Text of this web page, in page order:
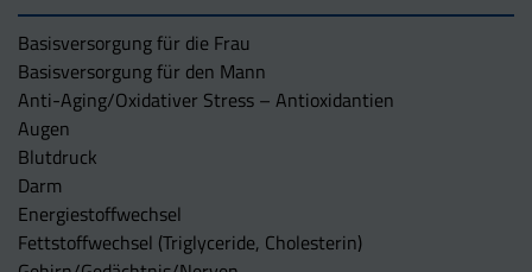
Basisversorgung für die Frau
Basisversorgung für den Mann
Anti-Aging/Oxidativer Stress – Antioxidantien
Augen
Blutdruck
Darm
Energiestoffwechsel
Fettstoffwechsel (Triglyceride, Cholesterin)